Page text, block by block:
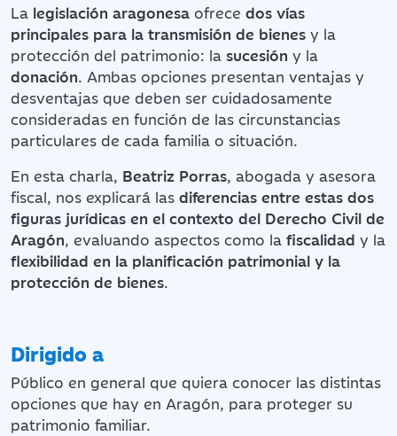
La legislación aragonesa ofrece dos vías
principales para la transmisión de bienes y la
protección del patrimonio: la sucesión y la
donación. Ambas opciones presentan ventajas y
desventajas que deben ser cuidadosamente
consideradas en función de las circunstancias
particulares de cada familia o situación.
En esta charla, Beatriz Porras, abogada y asesora
fiscal, nos explicará las diferencias entre estas dos
figuras jurídicas en el contexto del Derecho Civil de
Aragón, evaluando aspectos como la fiscalidad y la
flexibilidad en la planificación patrimonial y la
protección de bienes.
Dirigido a
Público en general que quiera conocer las distintas
opciones que hay en Aragón, para proteger su
patrimonio familiar.